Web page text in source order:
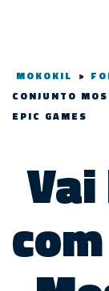
MOKOKIL >
CONJUNTO
EPIC GAMES